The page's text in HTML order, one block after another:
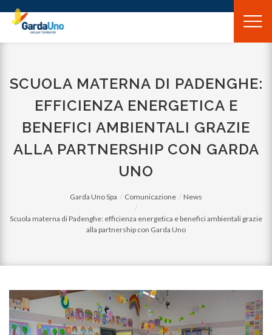
Gardauno
Spa
SCUOLA MATERNA DI PADENGHE:
EFFICIENZA ENERGETICA E
BENEFICI AMBIENTALI GRAZIE
ALLA PARTNERSHIP CON GARDA
UNO
Garda Uno Spa Comunicazione News
Scuola materna di Padenghe: efficienza energetica e benefici ambientali grazie
alla partnership con Garda Uno